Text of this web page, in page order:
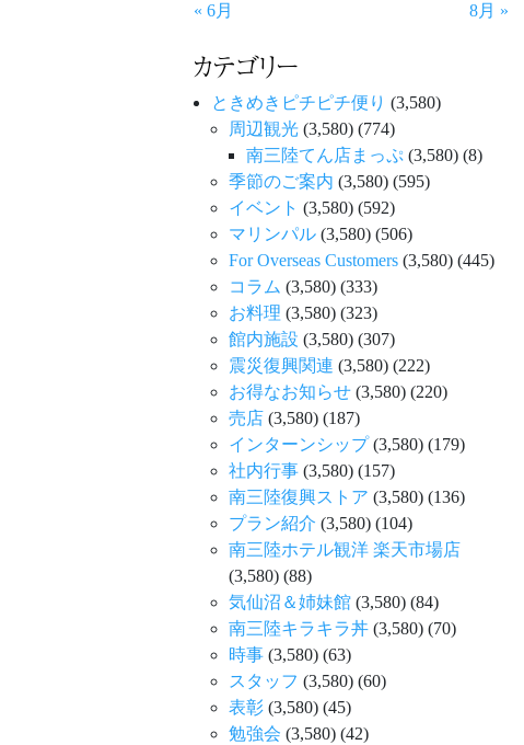
« 6月 8月 »
カテゴリー
ときめきピチピチ便り (3,580)
周辺観光 (3,580) (774)
南三陸てん店まっぷ (3,580) (8)
季節のご案内 (3,580) (595)
イベント (3,580) (592)
マリンパル (3,580) (506)
For Overseas Customers (3,580) (445)
コラム (3,580) (333)
お料理 (3,580) (323)
館内施設 (3,580) (307)
震災復興関連 (3,580) (222)
お得なお知らせ (3,580) (220)
売店 (3,580) (187)
インターンシップ(3,580) (179)
社内行事 (3,580) (157)
南三陸復興ストア (3,580) (136)
プラン紹介 (3,580) (104)
南三陸ホテル観洋 楽天市場店
(3,580) (88)
気仙沼＆姉妹館 (3,580) (84)
南三陸キラキラ丼 (3,580) (70)
時事 (3,580) (63)
スタッフ (3,580) (60)
表彰 (3,580) (45)
勉強会 (3,580) (42)